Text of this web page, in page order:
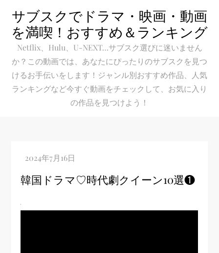
content
サブスクでドラマ・映画・動画
を満喫！おすすめ＆ランキング
Netflix、Hulu、U-NEXT…サブスク選びに迷いません
か？この動画では、あなたにぴったりのサブスクを見つ
けるお手伝いをします！ジャンル別おすすめ作品、人気
ランキングなど今すぐ動画をチェックして、お気に入り
の作品を見つけよう！
韓国ドラマ♡時代劇クイーン10選❶